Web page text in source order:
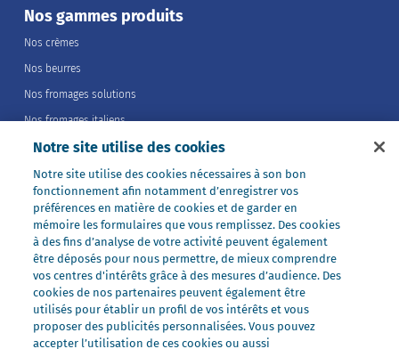
Nos gammes produits
Nos crèmes
Nos beurres
Nos fromages solutions
Nos fromages italiens
Nos fromages portions
Nos fromages entiers
Nos préparations
Nos ultra-frais
Nos laits
Nos marques
Président Professionnel
Galbani Professionale
Notre site utilise des cookies
Notre site utilise des cookies nécessaires à son bon
fonctionnement afin notamment d’enregistrer vos
préférences en matière de cookies et de garder en
mémoire les formulaires que vous remplissez. Des cookies
à des fins d’analyse de votre activité peuvent également
être déposés pour nous permettre, de mieux comprendre
vos centres d'intérêts grâce à des mesures d’audience. Des
cookies de nos partenaires peuvent également être
utilisés pour établir un profil de vos intérêts et vous
proposer des publicités personnalisées. Vous pouvez
accepter l’utilisation de ces cookies ou aussi